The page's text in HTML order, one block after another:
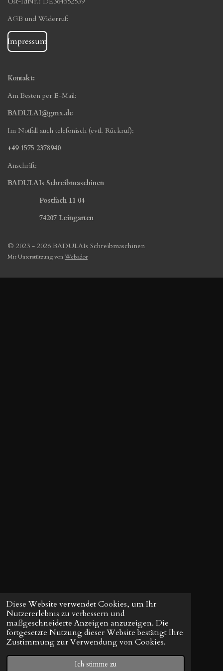
Diese Website verwendet Cookies, um Ihr
Nutzererlebnis zu verbessern und
maßgeschneiderte Anzeigen anzuzeigen. Die
fortgesetzte Nutzung dieser Website bestätigt Ihre
Zustimmung zur Verwendung von Cookies.
Ich stimme zu
AGB und Widerruf:
Impressum
Kontakt:
Am Besten per E-Mail:
BADULAI@gmx.de
Im Notfall auch telefonisch (evtl. Rückruf):
+49 1575 2378940
Anschrift:
BADULAIs Schreibmaschinen
Postfach 11 04
74207 Leingarten
© 2023 - 2026 BADULAIs Schreibmaschinen
Mit Unterstützung vonWebador